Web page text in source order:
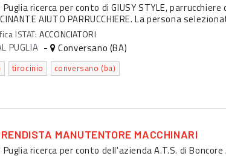
Puglia ricerca per conto di GIUSY STYLE,
AIUTO PARRUCCHIERE. La persona
ISTAT: ACCONCIATORI
PUGLIA - Conversano (BA)
tirocinio conversano (ba)
MANUTENTORE MACCHINARI
Puglia ricerca per conto dell'azienda A.T.S. di